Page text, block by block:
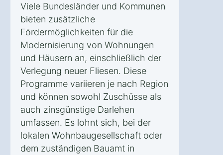
Viele Bundesländer und Kommunen
bieten zusätzliche
Fördermöglichkeiten für die
Modernisierung von Wohnungen
und Häusern an, einschließlich der
Verlegung neuer Fliesen. Diese
Programme variieren je nach Region
und können sowohl Zuschüsse als
auch zinsgünstige Darlehen
umfassen. Es lohnt sich, bei der
lokalen Wohnbaugesellschaft oder
dem zuständigen Bauamt in